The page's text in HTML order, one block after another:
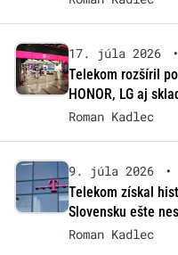
17. júla 2026 •
Telekom rozšíril
HONOR, LG aj
Roman Kadlec
9. júla 2026 •
Telekom získal
Slovensku ešte
Roman Kadlec